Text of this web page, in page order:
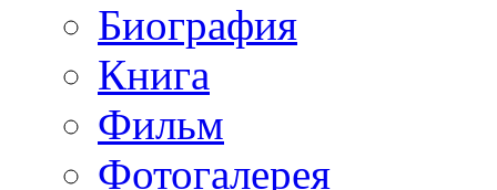
Биография
Книга
Фильм
Фотогалерея